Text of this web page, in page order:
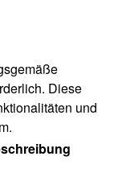
Diese
und